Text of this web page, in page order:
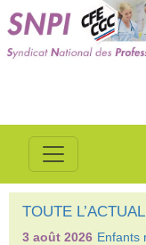
TOUTE
3 août 2026 Enfants